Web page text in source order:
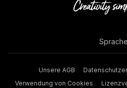
Unsere AGB
Verwendung von Cookies
Sprache